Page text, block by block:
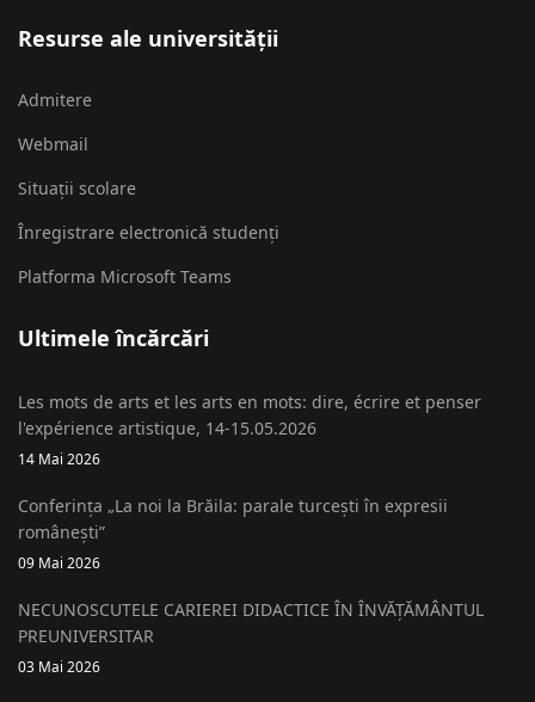
Resurse ale universității
Admitere
Webmail
Situații scolare
Înregistrare electronică studenți
Platforma Microsoft Teams
Ultimele încărcări
Les mots de arts et les arts en mots: dire, écrire et penser
l'expérience artistique, 14-15.05.2026
14 Mai 2026
Conferința „La noi la Brăila: parale turcești în expresii
românești”
09 Mai 2026
NECUNOSCUTELE CARIEREI DIDACTICE ÎN ÎNVĂȚĂMÂNTUL
PREUNIVERSITAR
03 Mai 2026